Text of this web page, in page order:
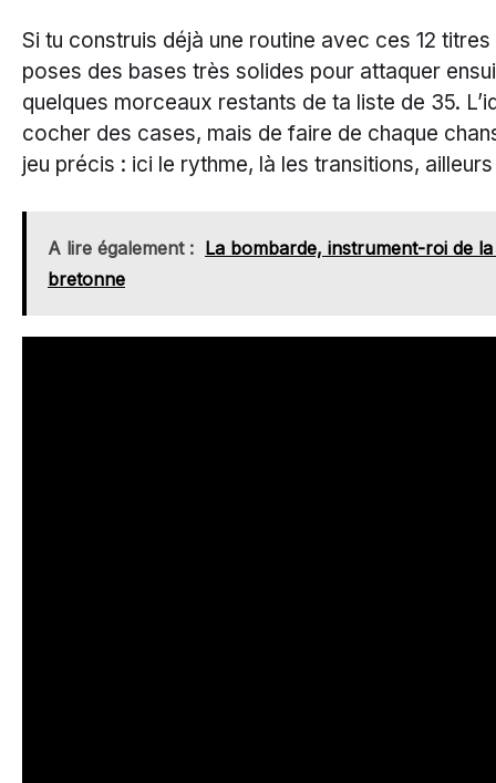
Si tu construis déjà une routine avec ces 12
poses des bases très solides pour attaquer
quelques morceaux restants de ta liste de 35.
cocher des cases, mais de faire de chaque
jeu précis : ici le rythme, là les transitions,
A lire également : La bombarde, instrument-roi de
bretonne